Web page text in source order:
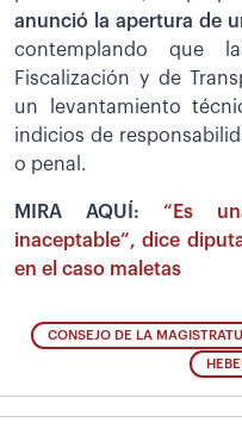
anunció la apertura de
contemplando que
Fiscalización y de
un levantamiento
indicios de
o penal.
MIRA AQUÍ: “Es
inaceptable”, dice
en el caso maletas
CONSEJO DE LA